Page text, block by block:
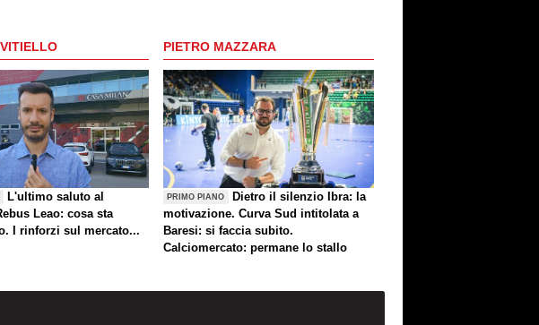
Forza Milan!”
L'ultimo saluto al
Leao: cosa sta
I rinforzi sul mercato...
PIETRO MAZZARA
PRIMO PIANO
Dietro il silenzio Ibra: la
motivazione. Curva Sud intitolata a
Baresi: si faccia subito.
Calciomercato: permane lo stallo